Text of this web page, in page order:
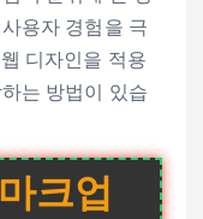
용자 경험을 극
디자인을 적용
는 방법이 있습
크업